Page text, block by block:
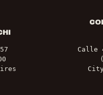
Calle